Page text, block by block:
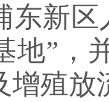
东新区
地”，
增殖放